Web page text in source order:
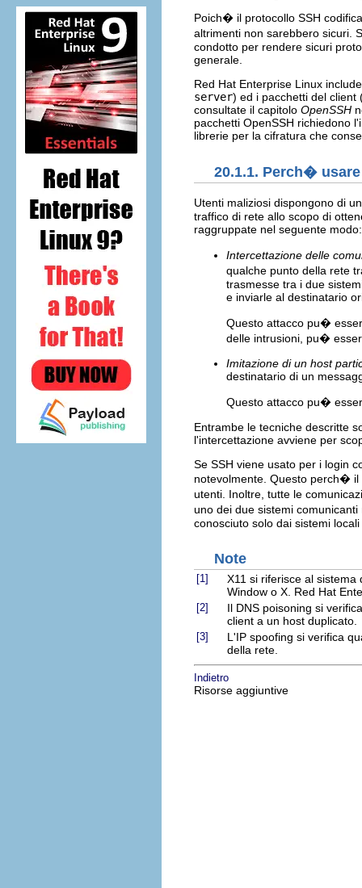
Poich� il protocollo SSH
altrimenti non sarebbero sicuri.
condotto per rendere sicuri
generale.
Red Hat Enterprise Linux
server) ed i pacchetti del client
consultate il capitolo OpenSSH
pacchetti OpenSSH richiedono
librerie per la cifratura che
20.1.1. Perch� usare
Utenti maliziosi dispongono di
traffico di rete allo scopo di
raggruppate nel seguente modo:
Intercettazione delle
qualche punto della rete
trasmesse tra i due
e inviarle al destinatario
Questo attacco pu�
delle intrusioni, pu�
Imitazione di un host
destinatario di un
Questo attacco pu�
Entrambe le tecniche descritte
l'intercettazione avviene per
Se SSH viene usato per i login
notevolmente. Questo perch�
utenti. Inoltre, tutte le
uno dei due sistemi
conosciuto solo dai sistemi
Note
[1]
X11 si riferisce al sistema
Window o X. Red Hat
[2]
Il DNS poisoning si
client a un host duplicato.
[3]
L'IP spoofing si verifica
della rete.
Indietro
Risorse aggiuntive